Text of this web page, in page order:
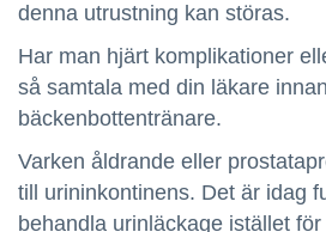
denna utrustning kan störas.
Har man hjärt komplikationer
så samtala med din läkare
bäckenbottentränare.
Varken åldrande eller
till urininkontinens. Det är idag
behandla urinläckage istället